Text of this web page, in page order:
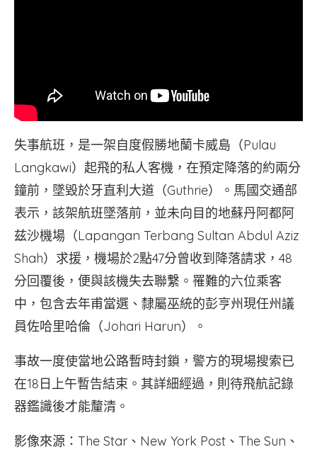
失事航班，是一架自度假勝地蘭卡威島（Pulau
Langkawi）起飛的私人客機，在預定降落的約兩分
鐘前，墜毀於牙直利大道（Guthrie）。馬國交通部
表示，該架航班墜落前，並未向目的地蘇丹阿都阿
兹沙機場（Lapangan Terbang Sultan Abdul Aziz
Shah）求援，機場於2點47分曾收到降落請求，48
分回覆後，便與該機失去聯繫。罹難的六位乘客
中，包含去年甫當選、隸屬巫統的彭亨州現任州議
員佐哈里哈倫（Johari Harun）。
事故一度使當地公路暫時封鎖，警方的現場搜索已
在18日上午暫告結束。其詳細經過，則待飛航記錄
器鑑識後才能釐清。
影像來源：The Star、New York Post、The Sun、